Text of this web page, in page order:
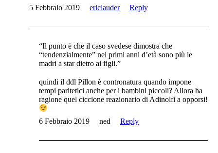
5 Febbraio 2019
ericlauder Reply
“Il punto è che il caso svedese dimostra che
“tendenzialmente” nei primi anni d’età sono più le
madri a star dietro ai figli.”
quindi il ddl Pillon è contronatura quando impone
tempi paritetici anche per i bambini piccoli? Allora ha
ragione quel ciccione reazionario di Adinolfi a opporsi!
6 Febbraio 2019 ned Reply